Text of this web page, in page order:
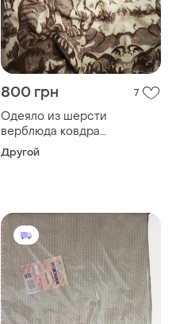
800 грн 7
Одеяло из шерсти
верблюда ковдра
покрывало коричневое с
тиграми
Другой